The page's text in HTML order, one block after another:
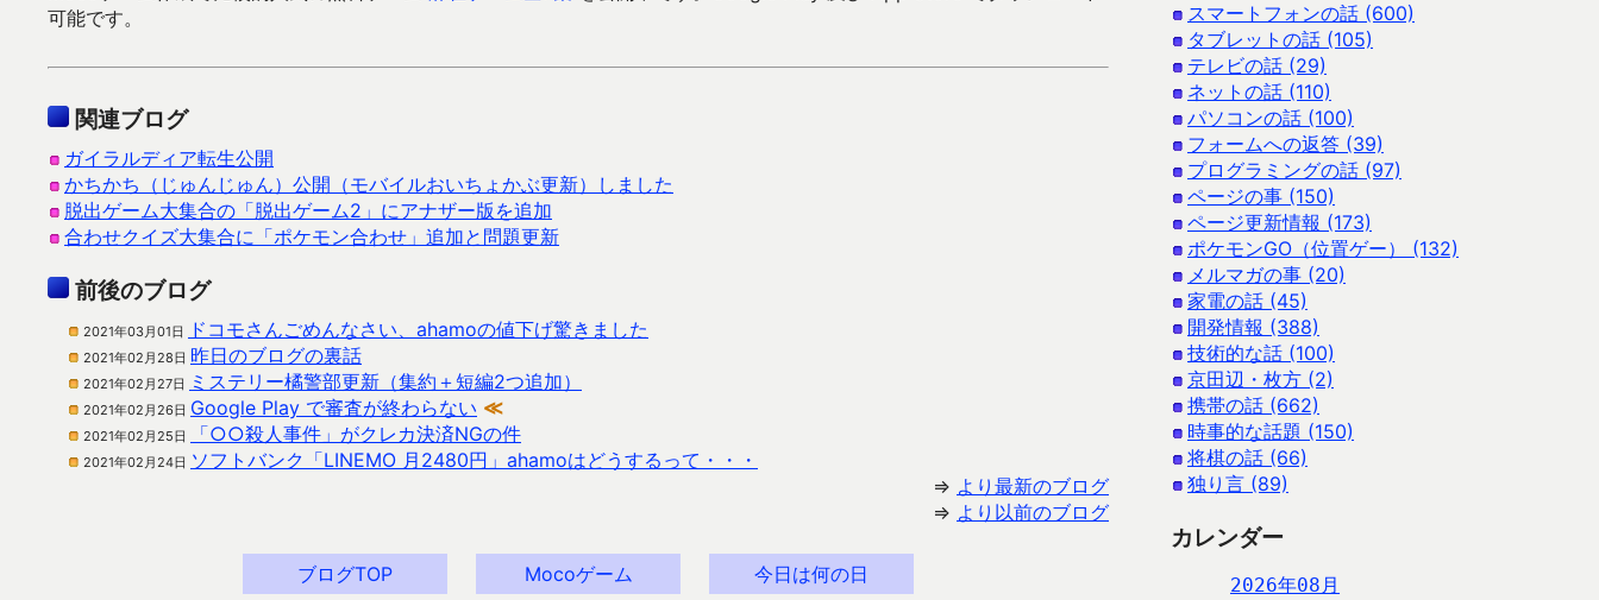
可能です。
関連ブログ
ガイラルディア転生公開
かちかち（じゅんじゅん）公開（モバイルおいちょかぶ更新）しました
脱出ゲーム大集合の「脱出ゲーム2」にアナザー版を追加
合わせクイズ大集合に「ポケモン合わせ」追加と問題更新
前後のブログ
2021年03月01日 ドコモさんごめんなさい、ahamoの値下げ驚きました
2021年02月28日 昨日のブログの裏話
2021年02月27日 ミステリー橘警部更新（集約＋短編2つ追加）
2021年02月26日 Google Play で審査が終わらない ≪
2021年02月25日 「○○殺人事件」がクレカ決済NGの件
2021年02月24日 ソフトバンク「LINEMO 月2480円」ahamoはどうするって・・・
⇒ より最新のブログ
⇒ より以前のブログ
ブログTOP Mocoゲーム 今日は何の日
スマートフォンの話 (600)
タブレットの話 (105)
テレビの話 (29)
ネットの話 (110)
パソコンの話 (100)
フォームへの返答 (39)
プログラミングの話 (97)
ページの事 (150)
ページ更新情報 (173)
ポケモンGO（位置ゲー） (132)
メルマガの事 (20)
家電の話 (45)
開発情報 (388)
技術的な話 (100)
京田辺・枚方 (2)
携帯の話 (662)
時事的な話題 (150)
将棋の話 (66)
独り言 (89)
カレンダー
2026年08月